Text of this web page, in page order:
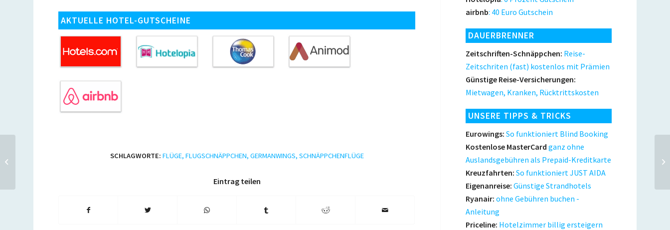
AKTUELLE HOTEL-GUTSCHEINE
SCHLAGWORTE: FLÜGE, FLUGSCHNÄPPCHEN, GERMANWINGS, SCHNÄPPCHENFLÜGE
Eintrag teilen
airbnb: 40 Euro Gutschein
DAUERBRENNER
Zeitschriften-Schnäppchen: Reise-
Zeitschriten (fast) kostenlos mit Prämien
Günstige Reise-Versicherungen:
Mietwagen, Kranken, Rücktrittskosten
UNSERE TIPPS & TRICKS
Eurowings: So funktioniert Blind Booking
Kostenlose MasterCard ganz ohne
Auslandsgebühren als Prepaid-Kreditkarte
Kreuzfahrten: So funktioniert JUST AIDA
Eigenanreise: Günstige Strandhotels
Ryanair: ohne Gebühren buchen -
Anleitung
Priceline: Hotelzimmer billig ersteigern